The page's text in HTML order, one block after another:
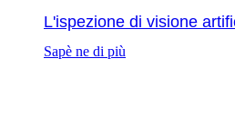
L'ispezione di visione
Sapè ne di più